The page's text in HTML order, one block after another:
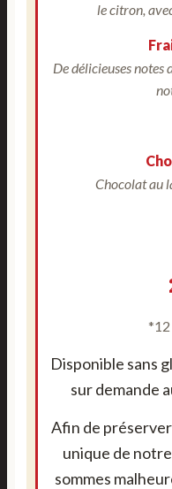
le citron,
De délicieuses notes
Chocolat au
*12
Disponible sans
sur demande
Afin de
unique de
sommes